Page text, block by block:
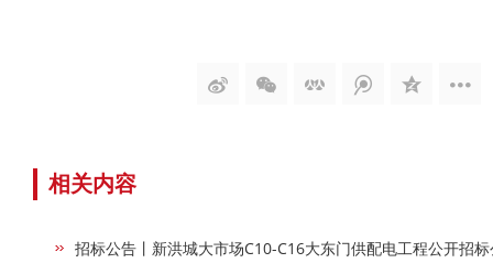
相关内容
招标公告丨新洪城大市场C10-C16大东门供配电工程公开招